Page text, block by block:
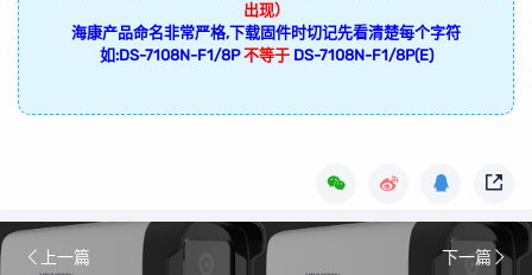
出现）
海康产品命名非常严格,下载固件时切记先看清楚每个字符
如:DS-7108N-F1/8P 不等于 DS-7108N-F1/8P(E)
上一篇 下一篇